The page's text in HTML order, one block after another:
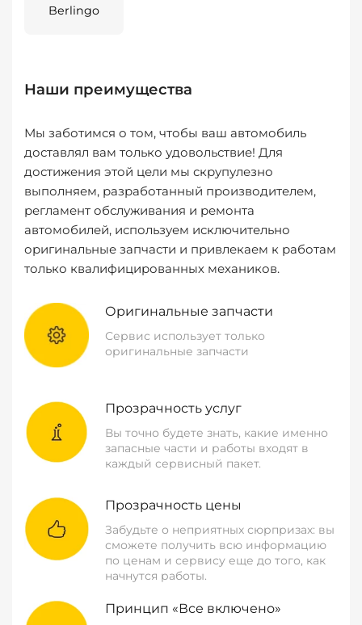
Berlingo
Наши преимущества
Мы заботимся о том, чтобы ваш автомобиль
доставлял вам только удовольствие! Для
достижения этой цели мы скрупулезно
выполняем, разработанный производителем,
регламент обслуживания и ремонта
автомобилей, используем исключительно
оригинальные запчасти и привлекаем к работам
только квалифицированных механиков.
Оригинальные запчасти
Сервис использует только
оригинальные запчасти
Прозрачность услуг
Вы точно будете знать, какие именно
запасные части и работы входят в
каждый сервисный пакет.
Прозрачность цены
Забудьте о неприятных сюрпризах: вы
сможете получить всю информацию
по ценам и сервису еще до того, как
начнутся работы.
Принцип «Все включено»